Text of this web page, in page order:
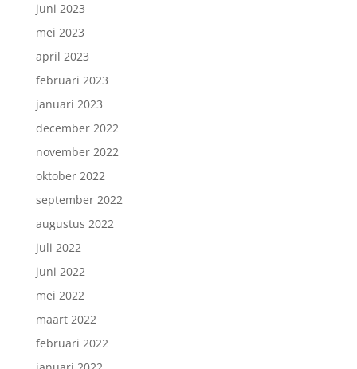
juni 2023
mei 2023
april 2023
februari 2023
januari 2023
december 2022
november 2022
oktober 2022
september 2022
augustus 2022
juli 2022
juni 2022
mei 2022
maart 2022
februari 2022